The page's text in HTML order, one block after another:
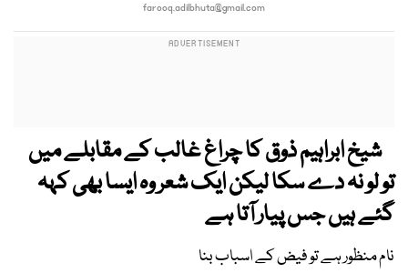
farooq.adilbhuta@gmail.com
شیخ ابراہیم ذوق کا چراغ غالب کے مقابلے میں
تو لو نہ دے سکا لیکن ایک شعر وہ ایسا بھی کہہ
گئے ہیں جس پیار آتا ہے
نام منظور ہے تو فیض کے اسباب بنا